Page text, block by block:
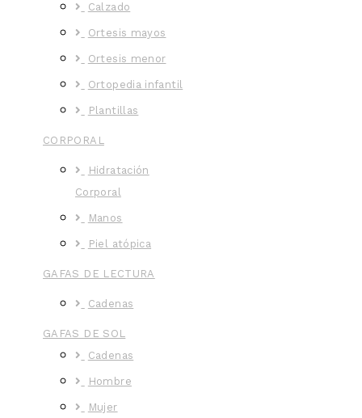
Calzado
Ortesis mayos
Ortesis menor
Ortopedia infantil
Plantillas
CORPORAL
Hidratación
Corporal
Manos
Piel atópica
GAFAS DE LECTURA
Cadenas
GAFAS DE SOL
Cadenas
Hombre
Mujer